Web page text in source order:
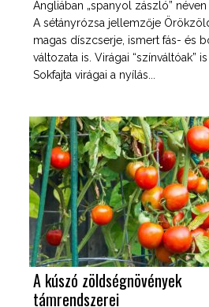
Angliában „spanyol zászló” néven
A sétányrózsa jellemzője
magas díszcserje, ismert fás- és
változata is. Virágai “színváltóak”
Sokfajta virágai a nyílás...
A kúszó zöldségnövények
támrendszerei